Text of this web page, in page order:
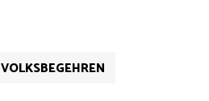
VOLKSBEGEHREN